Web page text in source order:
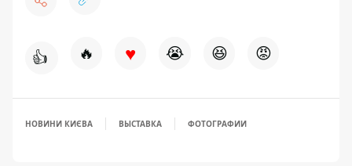
👍 🔥 ♥ 😭 😆 😡
НОВИНИ КИЄВА ВЫСТАВКА ФОТОГРАФИИ